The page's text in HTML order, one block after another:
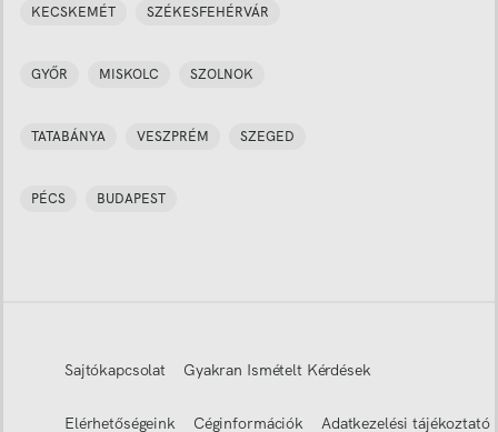
KECSKEMÉT SZÉKESFEHÉRVÁR
GYŐR MISKOLC SZOLNOK
TATABÁNYA VESZPRÉM SZEGED
PÉCS BUDAPEST
Sajtókapcsolat Gyakran Ismételt Kérdések
Elérhetőségeink Céginformációk Adatkezelési tájékoztató